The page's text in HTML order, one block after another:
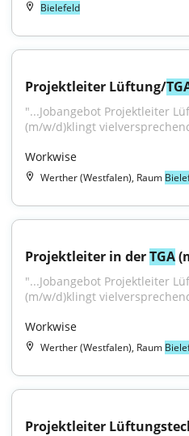
Bielefeld
Projektleiter Lüftung/
"...Jobangebot Projektleiter
(m/w/d)klingt
Workwise
Werther (Westfalen), Raum
Projektleiter in der TGA
"...Jobangebot Projektleiter
(m/w/d)klingt
Workwise
Werther (Westfalen), Raum
Projektleiter